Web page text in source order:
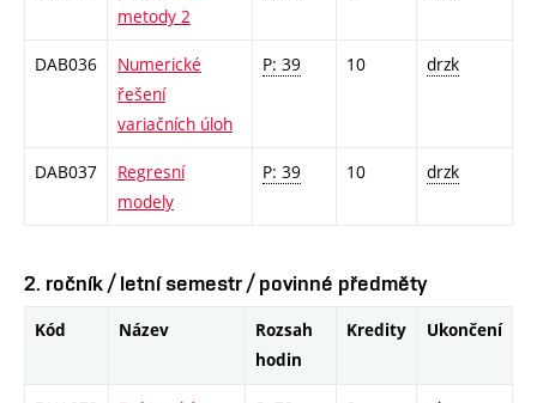
metody 2
DAB036
Numerické
řešení
variačních úloh
P: 39 10 drzk
DAB037
Regresní
modely
P: 39 10 drzk
2. ročník / letní semestr / povinné předměty
Kód Název
Rozsah
hodin
Kredity Ukončení